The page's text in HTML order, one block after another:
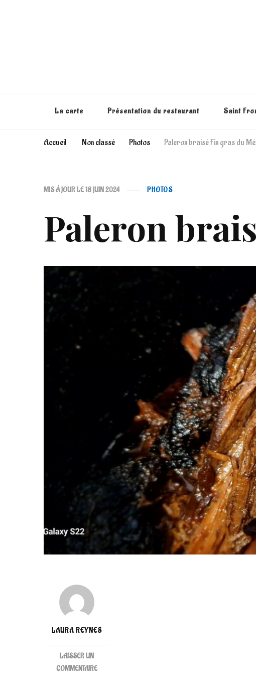
La carte Présentation du restaurant Saint
Accueil Non classé Photos Paleron braisé Fin gras du
MIS À JOUR LE18 JUIN 2024 PHOTOS
Paleron
LAURA REYNES
LAISSER UN
COMMENTAIRESUR